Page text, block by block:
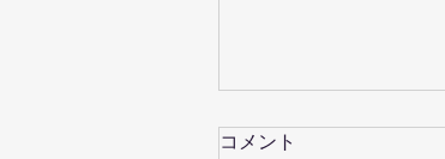
コメント